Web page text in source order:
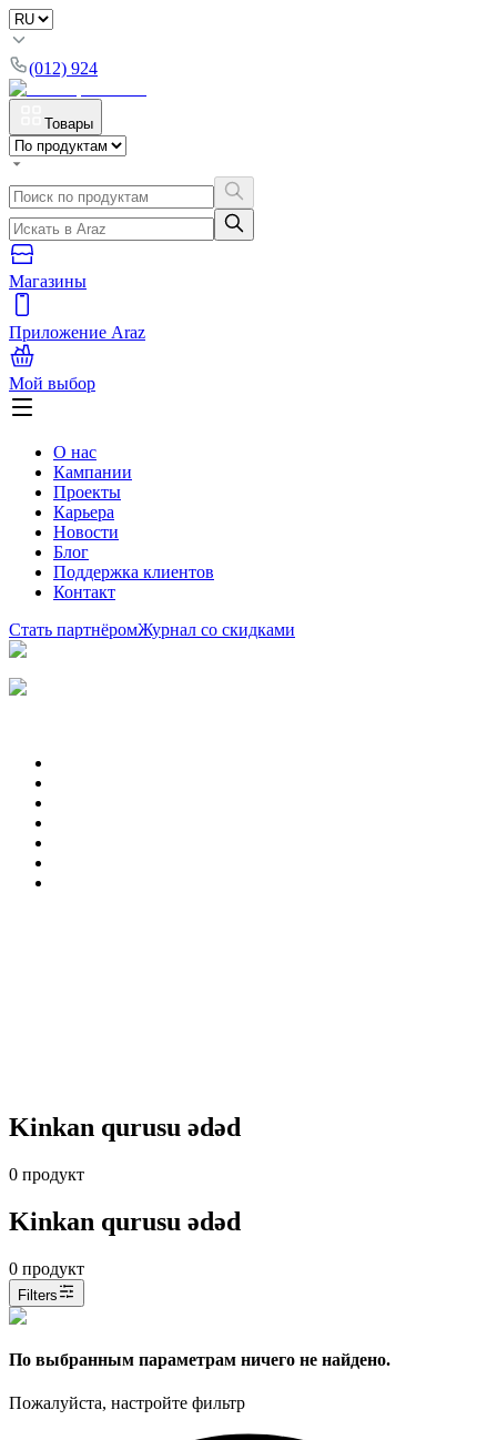
(012) 924
Товары
Магазины
Приложение Araz
Мой выбор
О нас
Кампании
Проекты
Карьера
Новости
Блог
Поддержка клиентов
Контакт
Стать партнёромЖурнал со скидками
Kinkan qurusu ədəd
0 продукт
Kinkan qurusu ədəd
0 продукт
Filters
По выбранным параметрам ничего не найдено.
Пожалуйста, настройте фильтр